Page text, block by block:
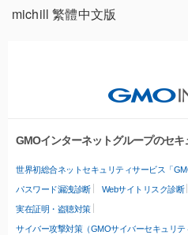
michill 繁體中文版
GMOインターネットグループのセ
世界初総合ネットセキュリティサービス「
パスワード漏洩診断 Webサイトリスク診断
実在証明・盗聴対策
サイバー攻撃対策（GMOサイバーセキュリテ